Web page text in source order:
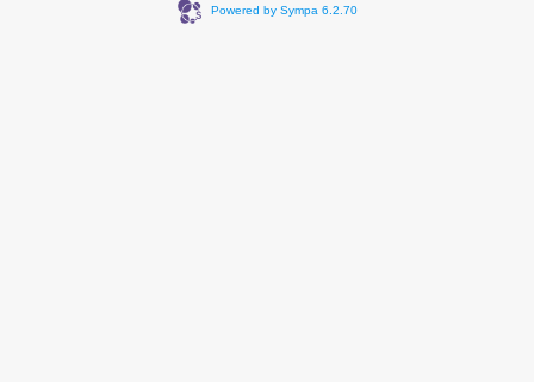
Powered by Sympa 6.2.70